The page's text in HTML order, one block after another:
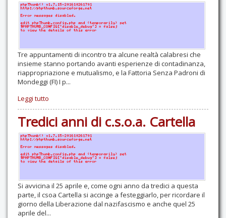
Tre appuntamenti di incontro tra alcune realtà calabresi che
insieme stanno portando avanti esperienze di contadinanza,
riappropriazione e mutualismo, e la Fattoria Senza Padroni di
Mondeggi (FI) I p...
Leggi tutto
Tredici anni di c.s.o.a. Cartella
Si avvicina il 25 aprile e, come ogni anno da tredici a questa
parte, il csoa Cartella si accinge a festeggiarlo, per ricordare il
giorno della Liberazione dal nazifascismo e anche quel 25
aprile del...